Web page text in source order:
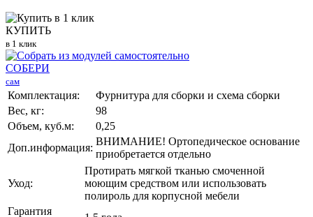
КУПИТЬ
в 1 клик
СОБЕРИ
сам
Комплектация:
Фурнитура для сборки и схема сборки
Вес, кг:
98
Объем, куб.м:
0,25
Доп.информация:
ВНИМАНИЕ! Ортопедическое основание
приобретается отдельно
Уход:
Протирать мягкой тканью смоченной
моющим средством или использовать
полироль для корпусной мебели
Гарантия